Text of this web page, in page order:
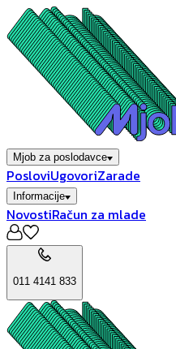
Mjob za poslodavce
PosloviUgovoriZarade
Informacije
NovostiRačun za mlade
011 4141 833